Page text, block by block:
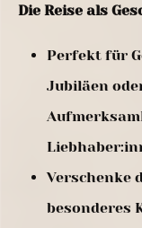
Die Reise als
Perfekt für
Jubiläen
Verschenke
besonderes